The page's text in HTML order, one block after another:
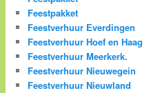
Feestpakket
Feestverhuur Everdingen
Feestverhuur Hoef en Haag
Feestverhuur Meerkerk.
Feestverhuur Nieuwegein
Feestverhuur Nieuwland